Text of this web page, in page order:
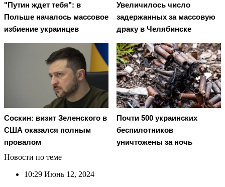
"Путин ждет тебя": в
Польше началось массовое
избиение украинцев
Увеличилось число
задержанных за массовую
драку в Челябинске
Соскин: визит Зеленского в
США оказался полным
провалом
Почти 500 украинских
беспилотников
уничтожены за ночь
Новости по теме
10:29 Июнь 12, 2024